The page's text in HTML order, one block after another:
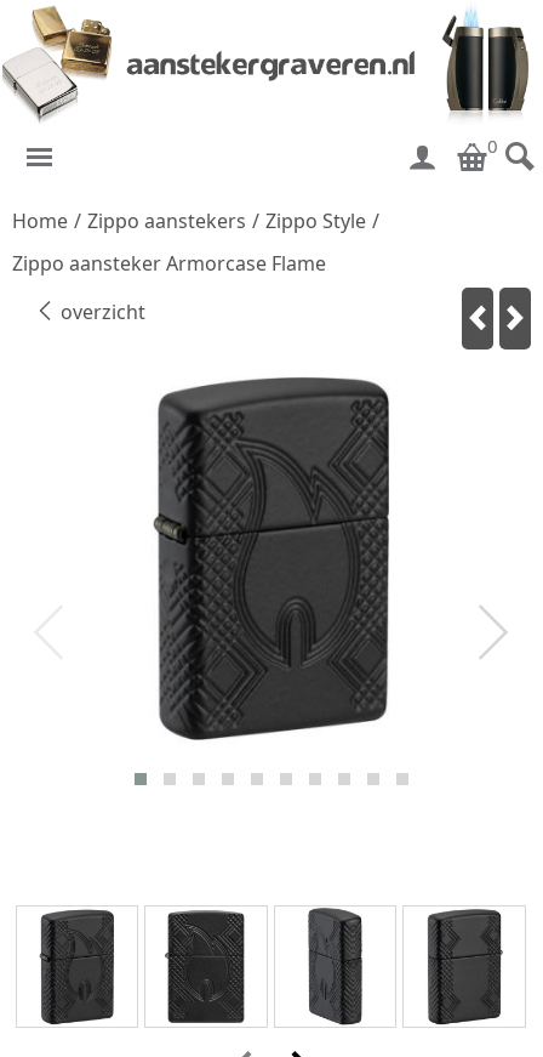
0
Home / Zippo aanstekers / Zippo Style /
Zippo aansteker Armorcase Flame
overzicht